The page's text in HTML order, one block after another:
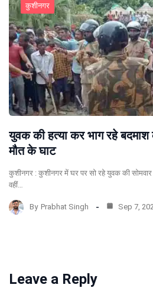
कुशीनगर
युवक की हत्या कर भाग रहे बदमाश
मौत के घाट
कुशीनगर : कुशीनगर में घर पर सो रहे युवक की सोमवार
वहीं…
By Prabhat Singh Sep 7,
Leave a Reply